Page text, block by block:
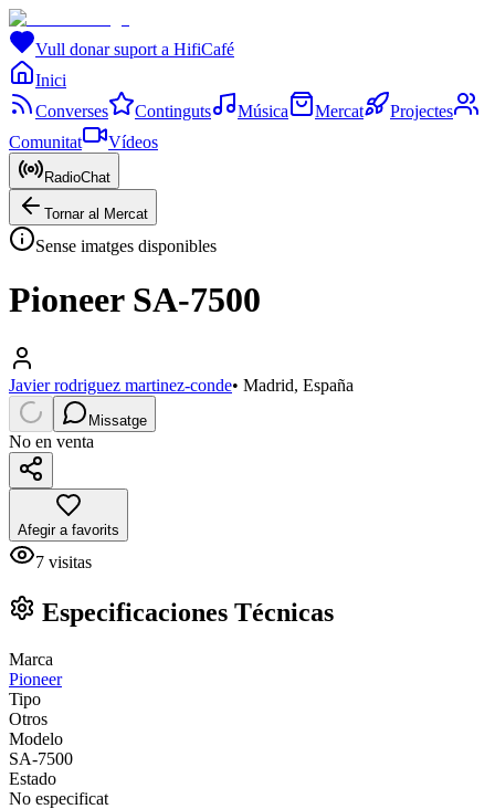
Vull donar suport a HifiCafé
Inici
Converses
Continguts Música Mercat
Projectes
Comunitat
Vídeos
RadioChat
Tornar al Mercat
Sense imatges disponibles
Pioneer SA-7500
Javier rodriguez martinez-conde• Madrid, España
Missatge
No en venta
Afegir a favorits
7 visitas
Especificaciones Técnicas
Marca
Pioneer
Tipo
Otros
Modelo
SA-7500
Estado
No especificat